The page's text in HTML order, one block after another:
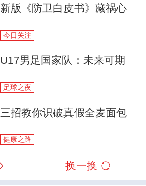
新版《防卫白皮书》藏祸心
今日关注
U17男足国家队：未来可期
足球之夜
三招教你识破真假全麦面包
健康之路
换一换